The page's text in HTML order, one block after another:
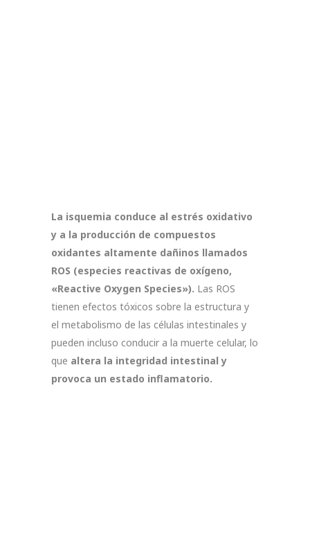
La isquemia conduce al estrés oxidativo
y a la producción de compuestos
oxidantes altamente dañinos llamados
ROS (especies reactivas de oxígeno,
«Reactive Oxygen Species»). Las ROS
tienen efectos tóxicos sobre la estructura y
el metabolismo de las células intestinales y
pueden incluso conducir a la muerte celular, lo
que altera la integridad intestinal y
provoca un estado inflamatorio.